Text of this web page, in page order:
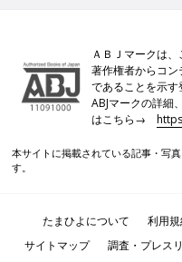
ＡＢＪマークは、
著作権者からコ
であることを示す
ABJマークの詳細
はこちら→
本サイトに掲載されている記事・写
す。
たまひよについて 利用
サイトマップ
調査・プレス